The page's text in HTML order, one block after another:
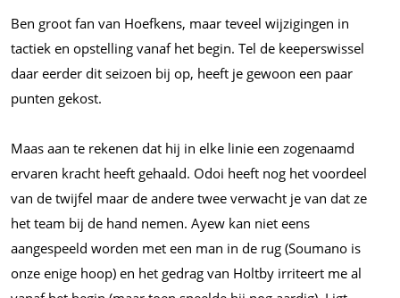
Ben groot fan van Hoefkens, maar teveel wijzigingen in
tactiek en opstelling vanaf het begin. Tel de keeperswissel
daar eerder dit seizoen bij op, heeft je gewoon een paar
punten gekost.
Maas aan te rekenen dat hij in elke linie een zogenaamd
ervaren kracht heeft gehaald. Odoi heeft nog het voordeel
van de twijfel maar de andere twee verwacht je van dat ze
het team bij de hand nemen. Ayew kan niet eens
aangespeeld worden met een man in de rug (Soumano is
onze enige hoop) en het gedrag van Holtby irriteert me al